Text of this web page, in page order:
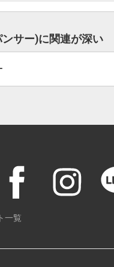
サー)に関連が深い
一覧